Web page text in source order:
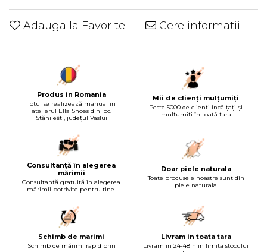
Adauga la Favorite Cere informatii
Produs in Romania
Totul se realizează manual în
atelierul Ella Shoes din loc.
Stănilești, județul Vaslui
Mii de clienți mulțumiți
Peste 5000 de clienți încălțați și
mulțumiți în toată țara
Consultanță în alegerea
mărimii
Consultanță gratuită în alegerea
mărimii potrivite pentru tine.
Doar piele naturala
Toate produsele noastre sunt din
piele naturala
Schimb de marimi
Schimb de mărimi rapid prin
Livram in toata tara
Livram in 24-48 h in limita stocului